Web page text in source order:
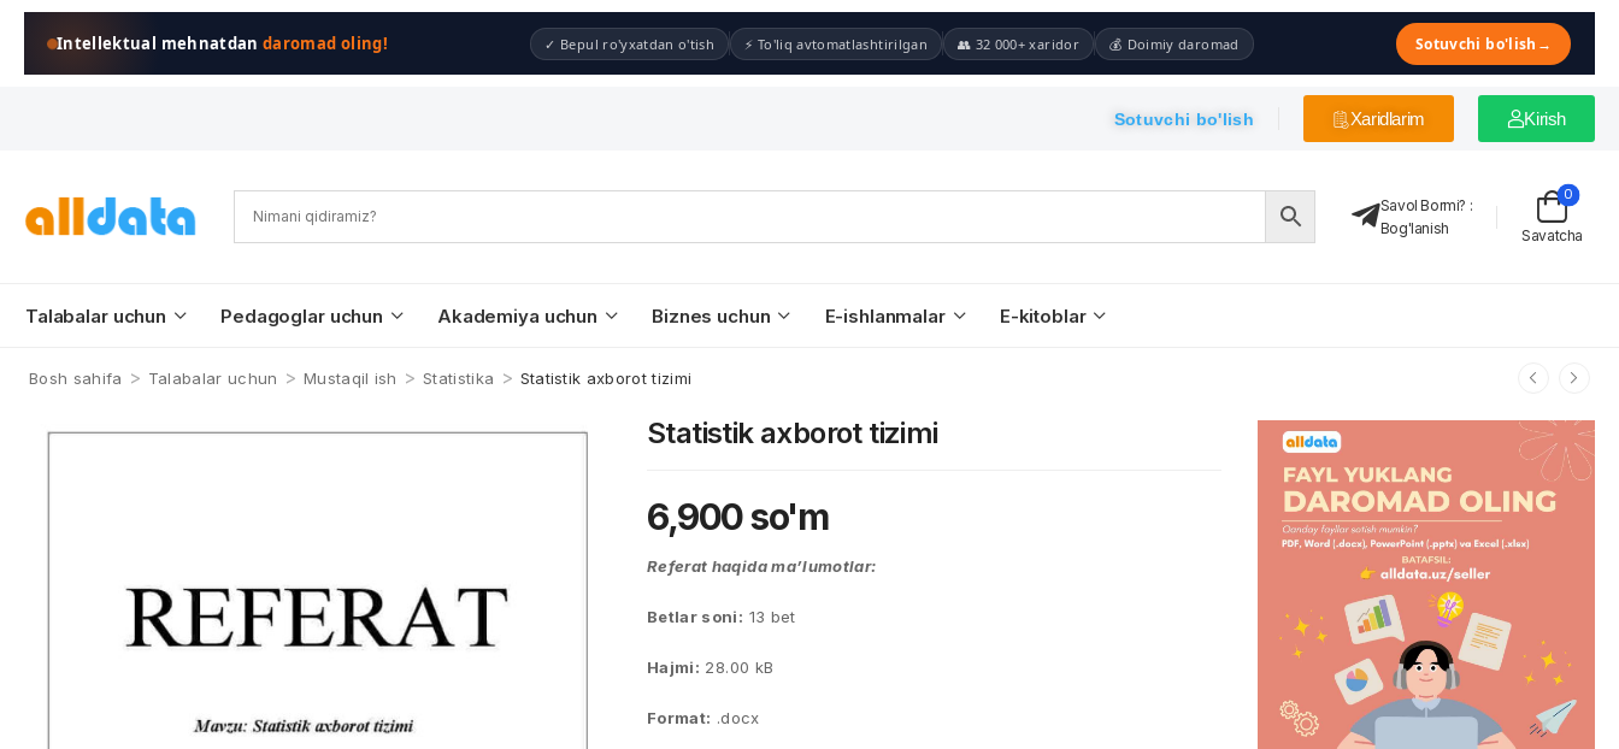
Intellektual mehnatdandaromad oling! ✓ Bepul ro'yxatdan o'tish ⚡ To'liq avtomatlashtirilgan 👥 32 000+ xaridor 💰 Doimiy daromad Sotuvchi bo'lish →
Sotuvchi bo'lish Xaridlarim Kirish
Savol Bormi? :
Bog'lanish
Savatcha
0
Talabalar uchun Pedagoglar uchun Akademiya uchun Biznes uchun E-ishlanmalar E-kitoblar
Bosh sahifa > Talabalar uchun > Mustaqil ish > Statistika > Statistik axborot tizimi
Statistik axborot tizimi
6,900so'm
Referat haqida ma’lumotlar:
Betlar soni: 13 bet
Hajmi: 28.00 kB
Format: .docx